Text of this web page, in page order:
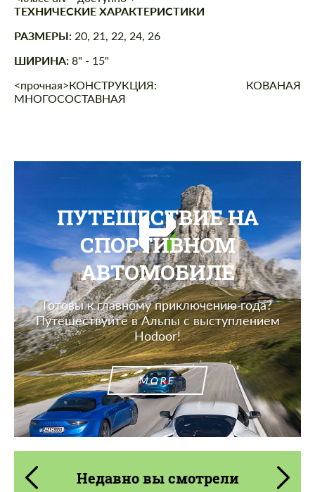
ТЕХНИЧЕСКИЕ ХАРАКТЕРИСТИКИ
РАЗМЕРЫ: 20, 21, 22, 24, 26
ШИРИНА: 8" - 15"
<прочная>КОНСТРУКЦИЯ:
КОВАНАЯ
МНОГОСОСТАВНАЯ
ПУТЕШЕСТВИЕ НА
СПОРТИВНОМ
АВТОМОБИЛЕ
Готовы к главному приключению года?
Путешествуйте в Альпы с выступлением
Hodoor!
MORE
Недавно вы смотрели